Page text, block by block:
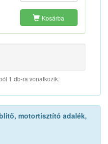
Kosárba
1 db-ra vonatkozik.
motortisztító adalék,